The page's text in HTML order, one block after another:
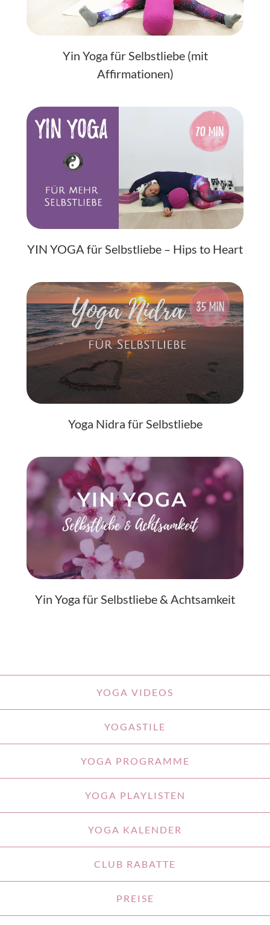
Yin Yoga für Selbstliebe (mit
Affirmationen)
YIN YOGA für Selbstliebe – Hips to Heart
Yoga Nidra für Selbstliebe
Yin Yoga für Selbstliebe & Achtsamkeit
YOGA VIDEOS
YOGASTILE
YOGA PROGRAMME
YOGA PLAYLISTEN
YOGA KALENDER
CLUB RABATTE
PREISE